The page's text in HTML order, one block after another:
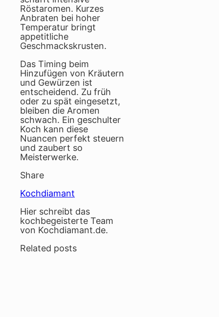
Röstaromen. Kurzes
Anbraten bei hoher
Temperatur bringt
appetitliche
Geschmackskrusten.
Das Timing beim
Hinzufügen von Kräutern
und Gewürzen ist
entscheidend. Zu früh
oder zu spät eingesetzt,
bleiben die Aromen
schwach. Ein geschulter
Koch kann diese
Nuancen perfekt steuern
und zaubert so
Meisterwerke.
Share
Kochdiamant
Hier schreibt das
kochbegeisterte Team
von Kochdiamant.de.
Related posts